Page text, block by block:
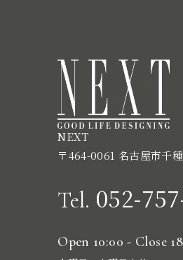
NEXT
〒464-0061 名古屋市千
Tel. 052-
Open 10:00 - Close